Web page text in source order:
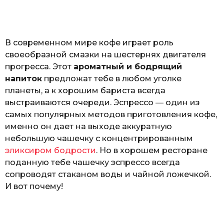
В современном мире кофе играет роль
своеобразной смазки на шестернях двигателя
прогресса. Этот ароматный и бодрящий
напиток предложат тебе в любом уголке
планеты, а к хорошим бариста всегда
выстраиваются очереди. Эспрессо — один из
самых популярных методов приготовления кофе,
именно он дает на выходе аккуратную
небольшую чашечку с концентрированным
эликсиром бодрости. Но в хорошем ресторане
поданную тебе чашечку эспрессо всегда
сопроводят стаканом воды и чайной ложечкой.
И вот почему!